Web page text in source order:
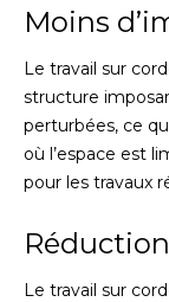
Moins
Le travail sur
structure
perturbées, ce
où l’espace est
pour les travaux
Le travail sur